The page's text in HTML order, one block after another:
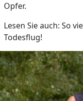
Opfer.
Lesen Sie auch: So
Todesflug!